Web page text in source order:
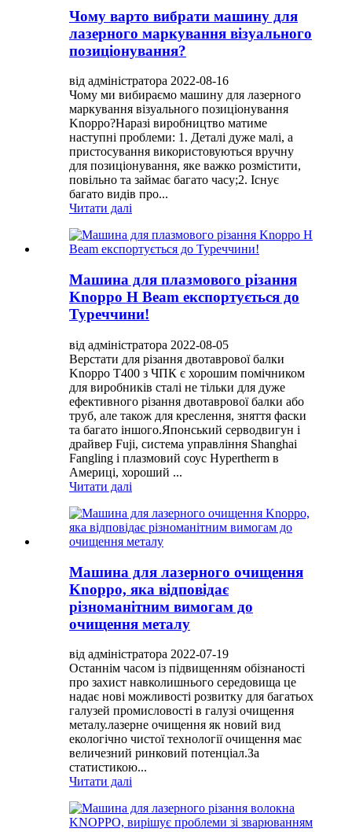
Чому варто вибрати машину для
лазерного маркування візуального
позиціонування?
від адміністратора 2022-08-16
Чому ми вибираємо машину для лазерного
маркування візуального позиціонування
Knoppo?Наразі виробництво матиме
наступні проблеми: 1. Деталі дуже малі, а
пристосування використовуються вручну
для позиціонування, яке важко розмістити,
повільно та займає багато часу;2. Існує
багато видів про...
Читати далі
Машина для плазмового різання
Knoppo H Beam експортується до
Туреччини!
від адміністратора 2022-08-05
Верстати для різання двотаврової балки
Knoppo T400 з ЧПК є хорошим помічником
для виробників сталі не тільки для дуже
ефективного різання двотаврової балки або
труб, але також для креслення, зняття фаски
та багато іншого.Японський серводвигун і
драйвер Fuji, система управління Shanghai
Fangling і плазмовий соус Hypertherm в
Америці, хороший ...
Читати далі
Машина для лазерного очищення
Knoppo, яка відповідає
різноманітним вимогам до
очищення металу
від адміністратора 2022-07-19
Останнім часом із підвищенням обізнаності
про захист навколишнього середовища це
надає нові можливості розвитку для багатьох
галузей промисловості в галузі очищення
металу.лазерне очищення як новий вид
екологічно чистої технології очищення має
величезний ринковий потенціал.За
статистикою...
Читати далі